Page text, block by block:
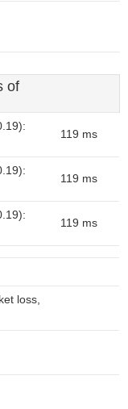
of
119 ms
119 ms
119 ms
loss,